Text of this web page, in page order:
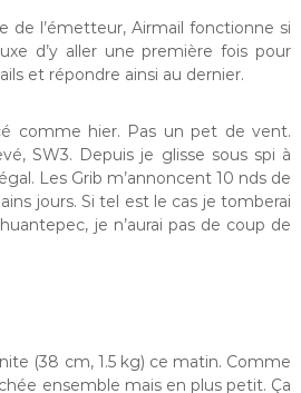
de l’émetteur, Airmail fonctionne si
d’y aller une première fois pour
et répondre ainsi au dernier.
comme hier. Pas un pet de vent.
SW3. Depuis je glisse sous spi à
Les Grib m’annoncent 10 nds de
jours. Si tel est le cas je tomberai
je n’aurai pas de coup de
(38 cm, 1.5 kg) ce matin. Comme
ensemble mais en plus petit. Ça